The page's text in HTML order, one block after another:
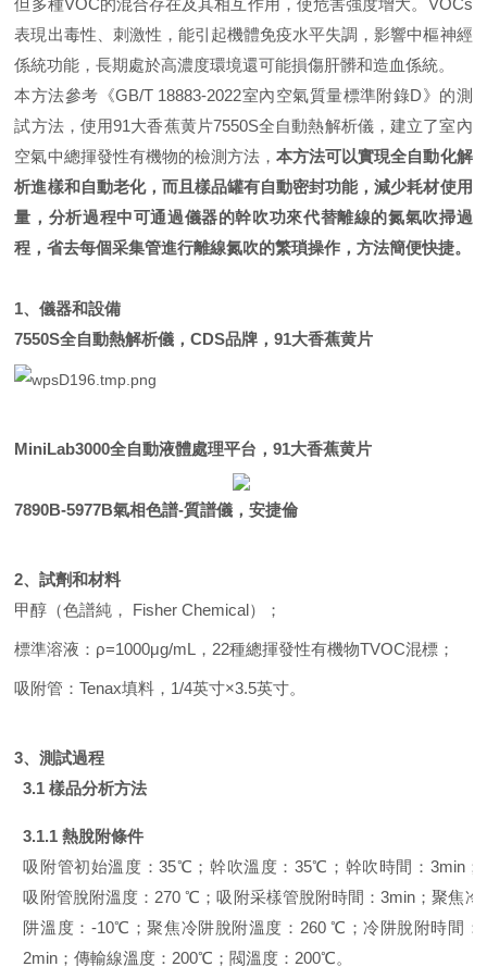
但多種VOC的混合存在及其相互作用，使危害強度增大。VOCs
表現出毒性、刺激性，能引起機體免疫水平失調，影響中樞神經
係統功能，長期處於高濃度環境還可能損傷肝髒和造血係統。
本方法參考《GB/T 18883-2022室內空氣質量標準附錄D》的測
試方法，使用91大香蕉黄片7550S全自動熱解析儀，建立了室內
空氣中總揮發性有機物的檢測方法，本方法可以實現全自動化解
析進樣和自動老化，而且樣品罐有自動密封功能，減少耗材使用
量，分析過程中可通過儀器的幹吹功來代替離線的氮氣吹掃過
程，省去每個采集管進行離線氮吹的繁瑣操作，方法簡便快捷。
1、儀器和設備
7550S全自動熱解析儀，CDS品牌，91大香蕉黄片
MiniLab3000全自動液體處理平台，91大香蕉黄片
7890B-5977B氣相色譜-質譜儀，安捷倫
2、試劑和材料
甲醇（色譜純， Fisher Chemical）；
標準溶液： ρ=1000μg/mL ， 22種總揮發性有機物TVOC混標；
吸附管：Tenax填料， 1/4英寸×3.5英寸。
3、測試過程
3.1樣品分析方法
3.1.1熱脫附條件
吸附管初始溫度：35℃ ；幹吹溫度： 35℃ ；幹吹時間： 3min；
吸附管脫附溫度： 270 ℃ ；吸附采樣管脫附時間：3min ；聚焦冷
阱溫度： -10℃ ；聚焦冷阱脫附溫度： 260 ℃ ；冷阱脫附時間：
2min ；傳輸線溫度： 200℃ ；閥溫度： 200℃。